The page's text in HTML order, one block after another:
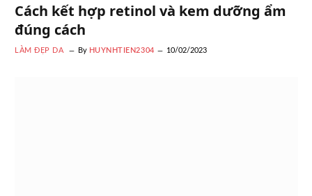
Cách kết hợp retinol và kem dưỡng ẩm
đúng cách
LÀM ĐẸP DA By HUYNHTIEN2304 10/02/2023